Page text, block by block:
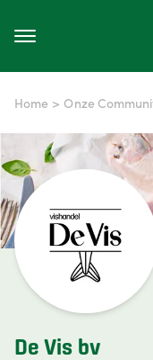
Home > Onze
De Vis bv